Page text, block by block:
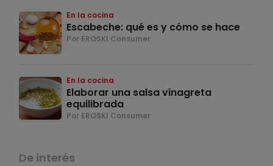
En la cocina
Escabeche: qué es y cómo se hace
Por EROSKI Consumer
En la cocina
Elaborar una salsa vinagreta
equilibrada
Por EROSKI Consumer
De interés